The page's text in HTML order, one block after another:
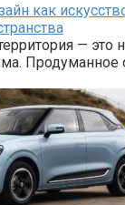
как
— это